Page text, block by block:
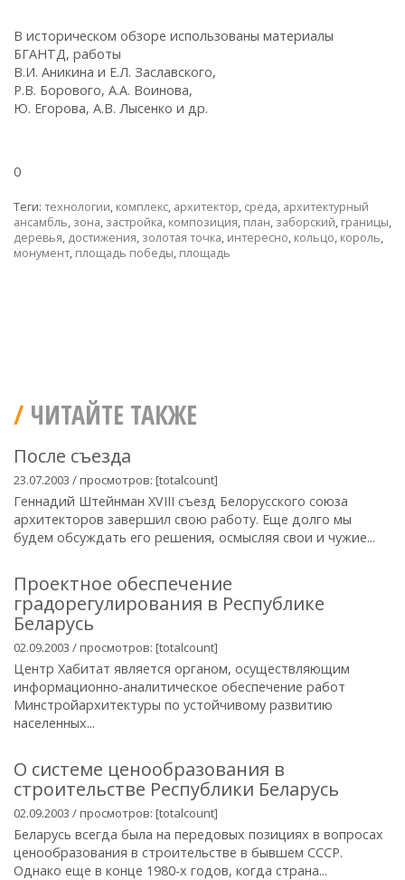
В историческом обзоре использованы материалы
БГАНТД, работы
В.И. Аникина и Е.Л. Заславского,
Р.В. Борового, А.А. Воинова,
Ю. Егорова, А.В. Лысенко и др.
0
Теги: технологии, комплекс, архитектор, среда, архитектурный
ансамбль, зона, застройка, композиция, план, заборский, границы,
деревья, достижения, золотая точка, интересно, кольцо, король,
монумент, площадь победы, площадь
ЧИТАЙТЕ ТАКЖЕ
После съезда
23.07.2003 / просмотров: [totalcount]
Геннадий Штейнман XVIII съезд Белорусского союза
архитекторов завершил свою работу. Еще долго мы
будем обсуждать его решения, осмысляя свои и чужие...
Проектное обеспечение
градорегулирования в Республике
Беларусь
02.09.2003 / просмотров: [totalcount]
Центр Хабитат является органом, осуществляющим
информационно-аналитическое обеспечение работ
Минстройархитектуры по устойчивому развитию
населенных...
О системе ценообразования в
строительстве Республики Беларусь
02.09.2003 / просмотров: [totalcount]
Беларусь всегда была на передовых позициях в вопросах
ценообразования в строительстве в бывшем СССР.
Однако еще в конце 1980-х годов, когда страна...